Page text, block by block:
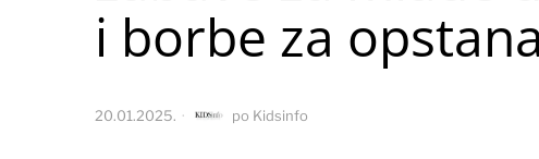
i borbe za
20.01.2025. po Kidsinfo